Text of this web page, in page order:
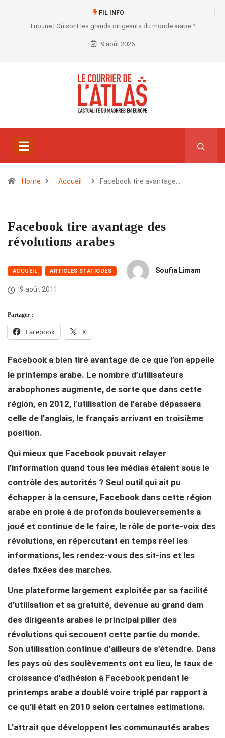
FIL INFO
Tribune | Où sont les grands dirigeants du monde arabe ?
9 août 2026
Home Accueil Facebook tire avantage…
Facebook tire avantage des
révolutions arabes
ACCUEIL ARTICLES STATIQUES Soufia Limam
9 août 2011
Partager :
Facebook X
Facebook a bien tiré avantage de ce que l’on appelle
le printemps arabe. Le nombre d’utilisateurs
arabophones augmente, de sorte que dans cette
région, en 2012, l’utilisation de l’arabe dépassera
celle de l’anglais, le français arrivant en troisième
position.
Qui mieux que Facebook pouvait relayer
l’information quand tous les médias étaient sous le
contrôle des autorités ? Seul outil qui ait pu
échapper à la censure, Facebook dans cette région
arabe en proie à de profonds bouleversements a
joué et continue de le faire, le rôle de porte-voix des
révolutions, en répercutant en temps réel les
informations, les rendez-vous des sit-ins et les
dates fixées des marches.
Une plateforme largement exploitée par sa facilité
d’utilisation et sa gratuité, devenue au grand dam
des dirigeants arabes le principal pilier des
révolutions qui secouent cette partie du monde.
Son utilisation continue d’ailleurs de s’étendre. Dans
les pays où des soulèvements ont eu lieu, le taux de
croissance d’adhésion à Facebook pendant le
printemps arabe a doublé voire triplé par rapport à
ce qu’il était en 2010 selon certaines estimations.
L’attrait que développent les communautés arabes